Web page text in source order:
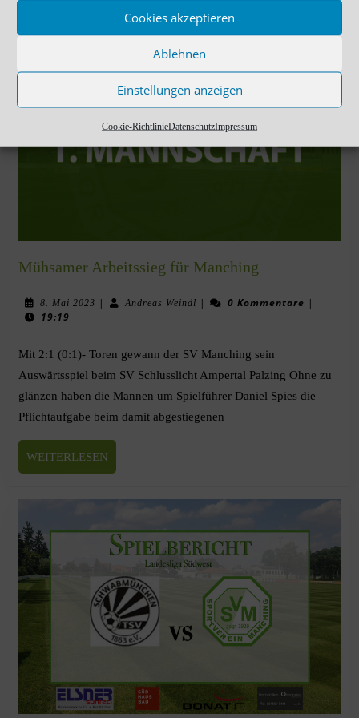
Cookies akzeptieren
Ablehnen
Einstellungen anzeigen
Cookie-RichtlinieDatenschutzImpressum
Mühsamer Arbeitssieg für Manching
8. Mai 2023 | Andreas Weindl | 0 Kommentare |
19:19
Mit 2:1 (0:1)- Toren gewann der SV Manching sein
Auswärtsspiel beim SV Schlusslicht Ampertal Palzing Ohne zu
glänzen haben die Mannen um Spielführer Daniel Spies die
Pflichtaufgabe beim damit abgestiegenen
WEITERLESEN